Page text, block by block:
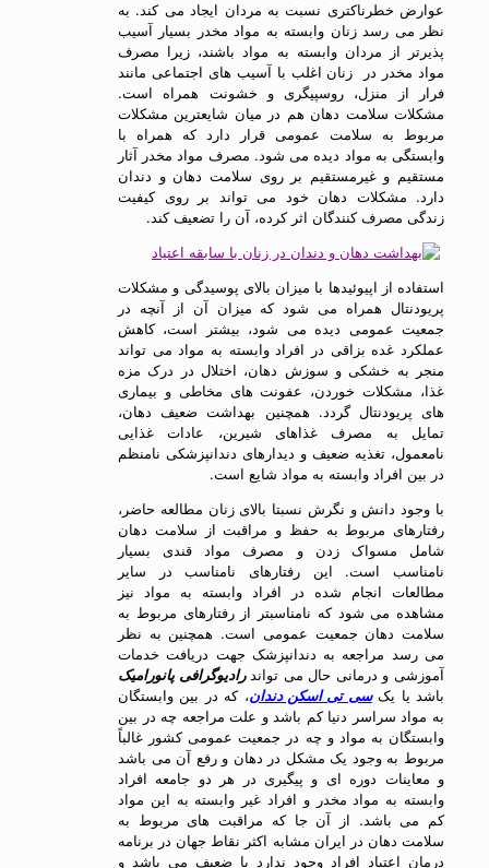
عوارض خطرناكتری نسبت به مردان ایجاد می کند. به
نظر می رسد زنان وابسته به مواد مخدر بسیار آسیب
پذیرتر از مردان وابسته به مواد باشند، زیرا مصرف
مواد مخدر در زنان اغلب با آسیب های اجتماعی مانند
فرار از منزل، روسپیگری و خشونت همراه است.
مشکلات سلامت دهان هم در میان شایعترین مشکلات
مربوط به سلامت عمومی قرار دارد که همراه با
وابستگی به مواد دیده می شود. مصرف مواد مخدر آثار
مستقیم و غیرمستقیم بر روی سلامت دهان و دندان
دارد. مشکلات دهان خود می تواند بر روی کیفیت
زندگی مصرف کنندگان اثر کرده، آن را تضعیف کند.
استفاده از اپیوئیدها با میزان بالای پوسیدگی و مشکلات
پریودنتال همراه می شود که میزان آن از آنچه در
جمعیت عمومی دیده می شود، بیشتر است، کاهش
عملکرد غده بزاقی در افراد وابسته به مواد می تواند
منجر به خشکی و سوزش دهان، اختلال در درک مزه
غذا، مشکلات خوردن، عفونت های مخاطی و بیماری
های پریودنتال گردد. همچنین بهداشت ضعیف دهان،
تمایل به مصرف غذاهای شیرین، عادات غذایی
نامعمول، تغذیه ضعیف و دیدارهای دندانپزشکی نامنظم
در بین افراد وابسته به مواد شایع است.
با وجود دانش و نگرش نسبتا بالای زنان مطالعه حاضر،
رفتارهای مربوط به حفظ و مراقبت از سلامت دهان
شامل مسواک زدن و مصرف مواد قندی بسیار
نامناسب است. این رفتارهای نامناسب در سایر
مطالعات انجام شده در افراد وابسته به مواد نیز
مشاهده می شود که نامناسبتر از رفتارهای مربوط به
سلامت دهان جمعیت عمومی است. همچنین به نظر
می رسد مراجعه به دندانپزشک جهت دریافت خدمات
آموزشی و درمانی حال می تواندرادیوگرافی پانورامیک
باشد یا یکسی تی اسکن دندان، که در بین وابستگان
به مواد سراسر دنیا کم باشد و علت مراجعه چه در بین
وابستگان به مواد و چه در جمعیت عمومی کشور غالباً
مربوط به وجود یک مشکل در دهان و رفع آن می باشد
و معاینات دوره ای و پیگیری در هر دو جامعه افراد
وابسته به مواد مخدر و افراد غیر وابسته به این مواد
کم می باشد. از آن جا که مراقبت های مربوط به
سلامت دهان در ایران مشابه اکثر نقاط جهان در برنامه
درمان اعتیاد افراد وجود ندارد یا ضعیف می باشد و